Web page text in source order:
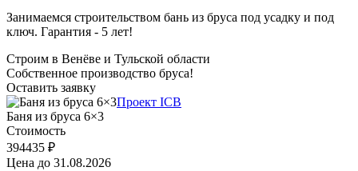
Занимаемся строительством бань из бруса под усадку и под
ключ. Гарантия - 5 лет!
Строим в Венёве и Тульской области
Собственное производство бруса!
Оставить заявку
Проект ICB
Баня из бруса 6×3
Стоимость
394435 ₽
Цена до 31.08.2026